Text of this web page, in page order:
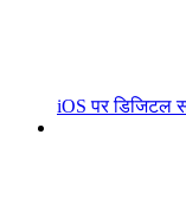
iOS पर डिजिटल